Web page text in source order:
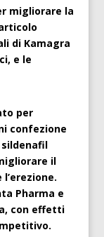
migliorare la
di Kamagra
e le
per
confezione
sildenafil
il
Pharma e
con effetti